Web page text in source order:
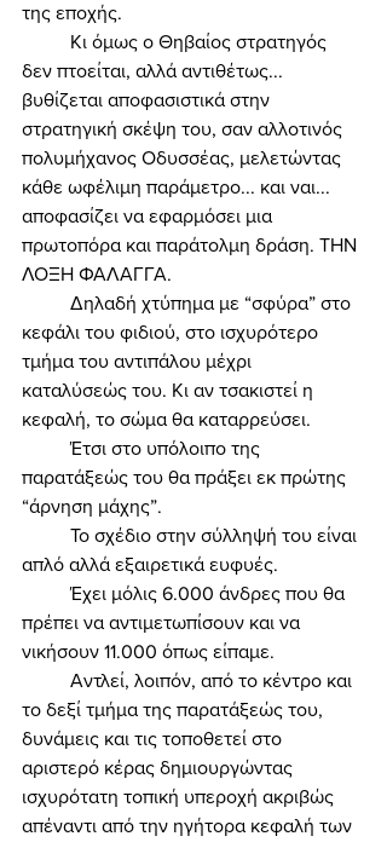
της εποχής.
δεν πτοείται, αλλά αντιθέτως...
βυθίζεται αποφασιστικά στην
στρατηγική σκέψη του, σαν αλλοτινός
πολυμήχανος Οδυσσέας, μελετώντας
κάθε ωφέλιμη παράμετρο... και ναι...
αποφασίζει να εφαρμόσει μια
πρωτοπόρα και παράτολμη δράση. ΤΗΝ
ΛΟΞΗ ΦΑΛΑΓΓΑ.
κεφάλι του φιδιού, στο ισχυρότερο
τμήμα του αντιπάλου μέχρι
καταλύσεώς του. Κι αν τσακιστεί η
κεφαλή, το σώμα θα καταρρεύσει.
	Έτσι στο υπόλοιπο της
παρατάξεώς του θα πράξει εκ πρώτης
“άρνηση μάχης”.
απλό αλλά εξαιρετικά ευφυές.
	Έχει μόλις 6.000 άνδρες που θα
πρέπει να αντιμετωπίσουν και να
νικήσουν 11.000 όπως είπαμε.
το δεξί τμήμα της παρατάξεώς του,
δυνάμεις και τις τοποθετεί στο
αριστερό κέρας δημιουργώντας
ισχυρότατη τοπική υπεροχή ακριβώς
απέναντι από την ηγήτορα κεφαλή των